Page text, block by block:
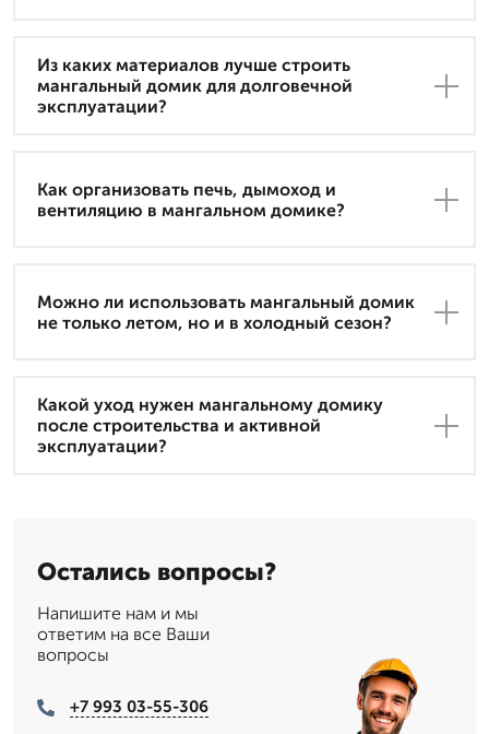
Из каких материалов лучше строить
мангальный домик для долговечной
эксплуатации?
Как организовать печь, дымоход и
вентиляцию в мангальном домике?
Можно ли использовать мангальный домик
не только летом, но и в холодный сезон?
Какой уход нужен мангальному домику
после строительства и активной
эксплуатации?
Остались вопросы?
Напишите нам и мы
ответим на все Ваши
вопросы
+7 993 03-55-306